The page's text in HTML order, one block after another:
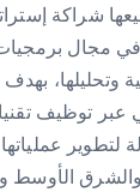
شراكة
في مجال
وتحليلها،
عبر توظيف
لتطوير
الأوسط